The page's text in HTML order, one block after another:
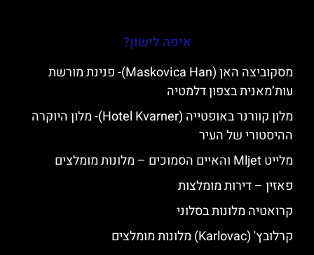
איפה לישון?
מסקוביצה האן (Maskovica Han)- פנינת מורשת
עות’מאנית בצפון דלמטיה
מלון קוורנר באופטייה (Hotel Kvarner)- מלון היוקרה
ההיסטורי של העיר
מלייט Mljet והאיים הסמוכים – מלונות מומלצים
פאזין – דירות מומלצות
קרואטיה מלונות בסלוני
קרלובץ' (Karlovac) מלונות מומלצים